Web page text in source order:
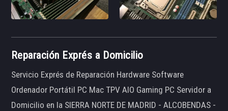
Reparación Exprés a Domicilio
Servicio Exprés de Reparación Hardware Software
Ordenador Portátil PC Mac TPV AIO Gaming PC Servidor a
Domicilio en la SIERRA NORTE DE MADRID - ALCOBENDAS -